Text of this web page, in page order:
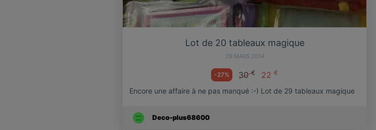
Lot de 20 tableaux magique
29 MARS 2014
-27% 30€ 22 €
Encore une affaire à ne pas manqué :-) Lot de 29 tableaux magique
Deco-plus68600